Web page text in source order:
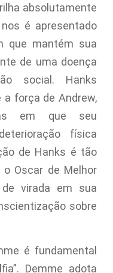
absolutamente
é apresentado
que mantém sua
de uma doença
social. Hanks
a força de Andrew,
em que seu
física
de Hanks é tão
Oscar de Melhor
virada em sua
sobre
é fundamental
Demme adota